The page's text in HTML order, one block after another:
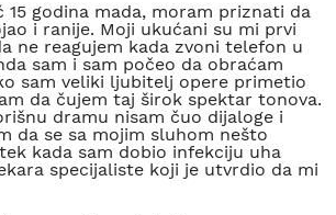
15 godina mada, moram priznati da
i ranije. Moji ukućani su mi prvi
ne reagujem kada zvoni telefon u
sam i sam počeo da obraćam
sam veliki ljubitelj opere primetio
da čujem taj širok spektar tonova.
dramu nisam čuo dijaloge i
da se sa mojim sluhom nešto
kada sam dobio infekciju uha
specijaliste koji je utvrdio da mi